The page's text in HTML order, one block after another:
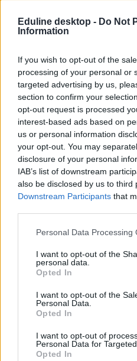
Eduline desktop - Do Not
Information
If you wish to opt-out of the
processing of your personal or
targeted advertising by us,
section to confirm your
opt-out request is processed
interest-based ads based on
us or personal information
your opt-out. You may
disclosure of your personal
IAB’s list of downstream
also be disclosed by us to third
Downstream Participants that
Personal Data Processing
I want to opt-out of the
personal data.
Opted In
I want to opt-out of the
Personal Data.
Opted In
I want to opt-out of
Personal Data for
Opted In
szemben azt közölte, hogy a
rendezték, az egyeztetések
demonstrációt végül lefújták.
Felsőoktatás
Palotás Zsuzsanna
Egy újabb nyílt levél
hallgatóknak elegük lett a
döntésekből
Több mint 250 hallgató ért egyet
Hallgató Önkormányzat
helyreállításáról, a kuratóriumi
beleszólás hiányáról, az oktatói
férőhelyek felülvizsgálatáról és
Zoltán leendő kulturális
Felsőoktatás
Palotás Zsuzsanna